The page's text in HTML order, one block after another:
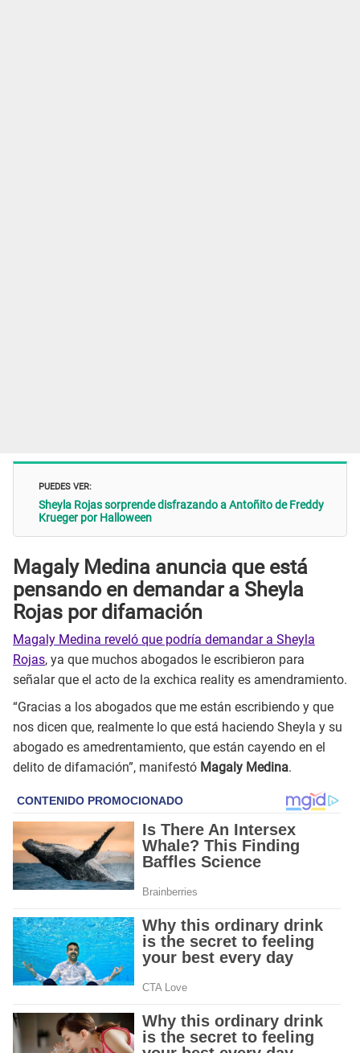
PUEDES VER:
Sheyla Rojas sorprende disfrazando a Antoñito de Freddy
Krueger por Halloween
Magaly Medina anuncia que está
pensando en demandar a Sheyla
Rojas por difamación
Magaly Medina reveló que podría demandar a Sheyla
Rojas, ya que muchos abogados le escribieron para
señalar que el acto de la exchica reality es amendramiento.
“Gracias a los abogados que me están escribiendo y que
nos dicen que, realmente lo que está haciendo Sheyla y su
abogado es amedrentamiento, que están cayendo en el
delito de difamación”, manifestó Magaly Medina.